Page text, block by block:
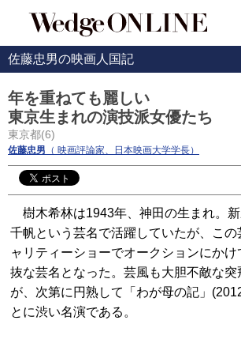
佐藤忠男の映画人国記
年を重ねても麗しい
東京生まれの演技派女優たち
東京都(6)
佐藤忠男 （ 映画評論家、日本映画大学学長）
樹木希林は1943年、神田の生まれ。
千帆という芸名で活躍していたが、この
ャリティーショーでオークションにか
抜な芸名となった。芸風も大胆不敵な突
が、次第に円熟して「わが母の記」
とに渋い名演である。